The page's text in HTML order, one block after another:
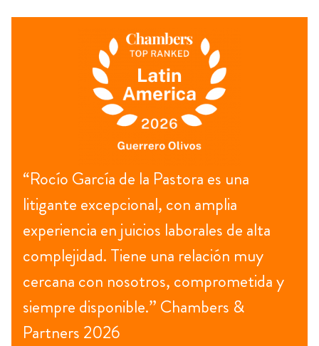
“Rocío García de la Pastora es una
litigante excepcional, con amplia
experiencia en juicios laborales de alta
complejidad. Tiene una relación muy
cercana con nosotros, comprometida y
siempre disponible.” Chambers &
Partners 2026